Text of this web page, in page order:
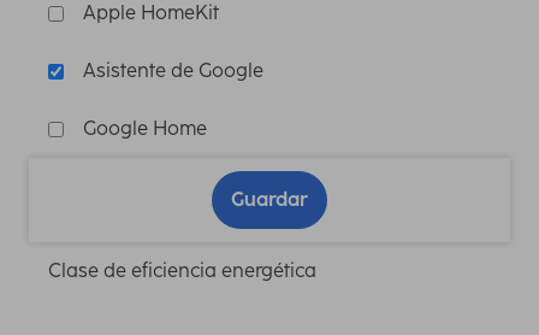
Apple HomeKit
Asistente de Google
Google Home
Guardar
Clase de eficiencia energética